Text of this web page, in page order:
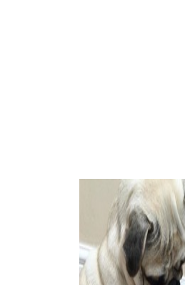
ростом, а также окрасами. Это
Но всё равно спасибо за